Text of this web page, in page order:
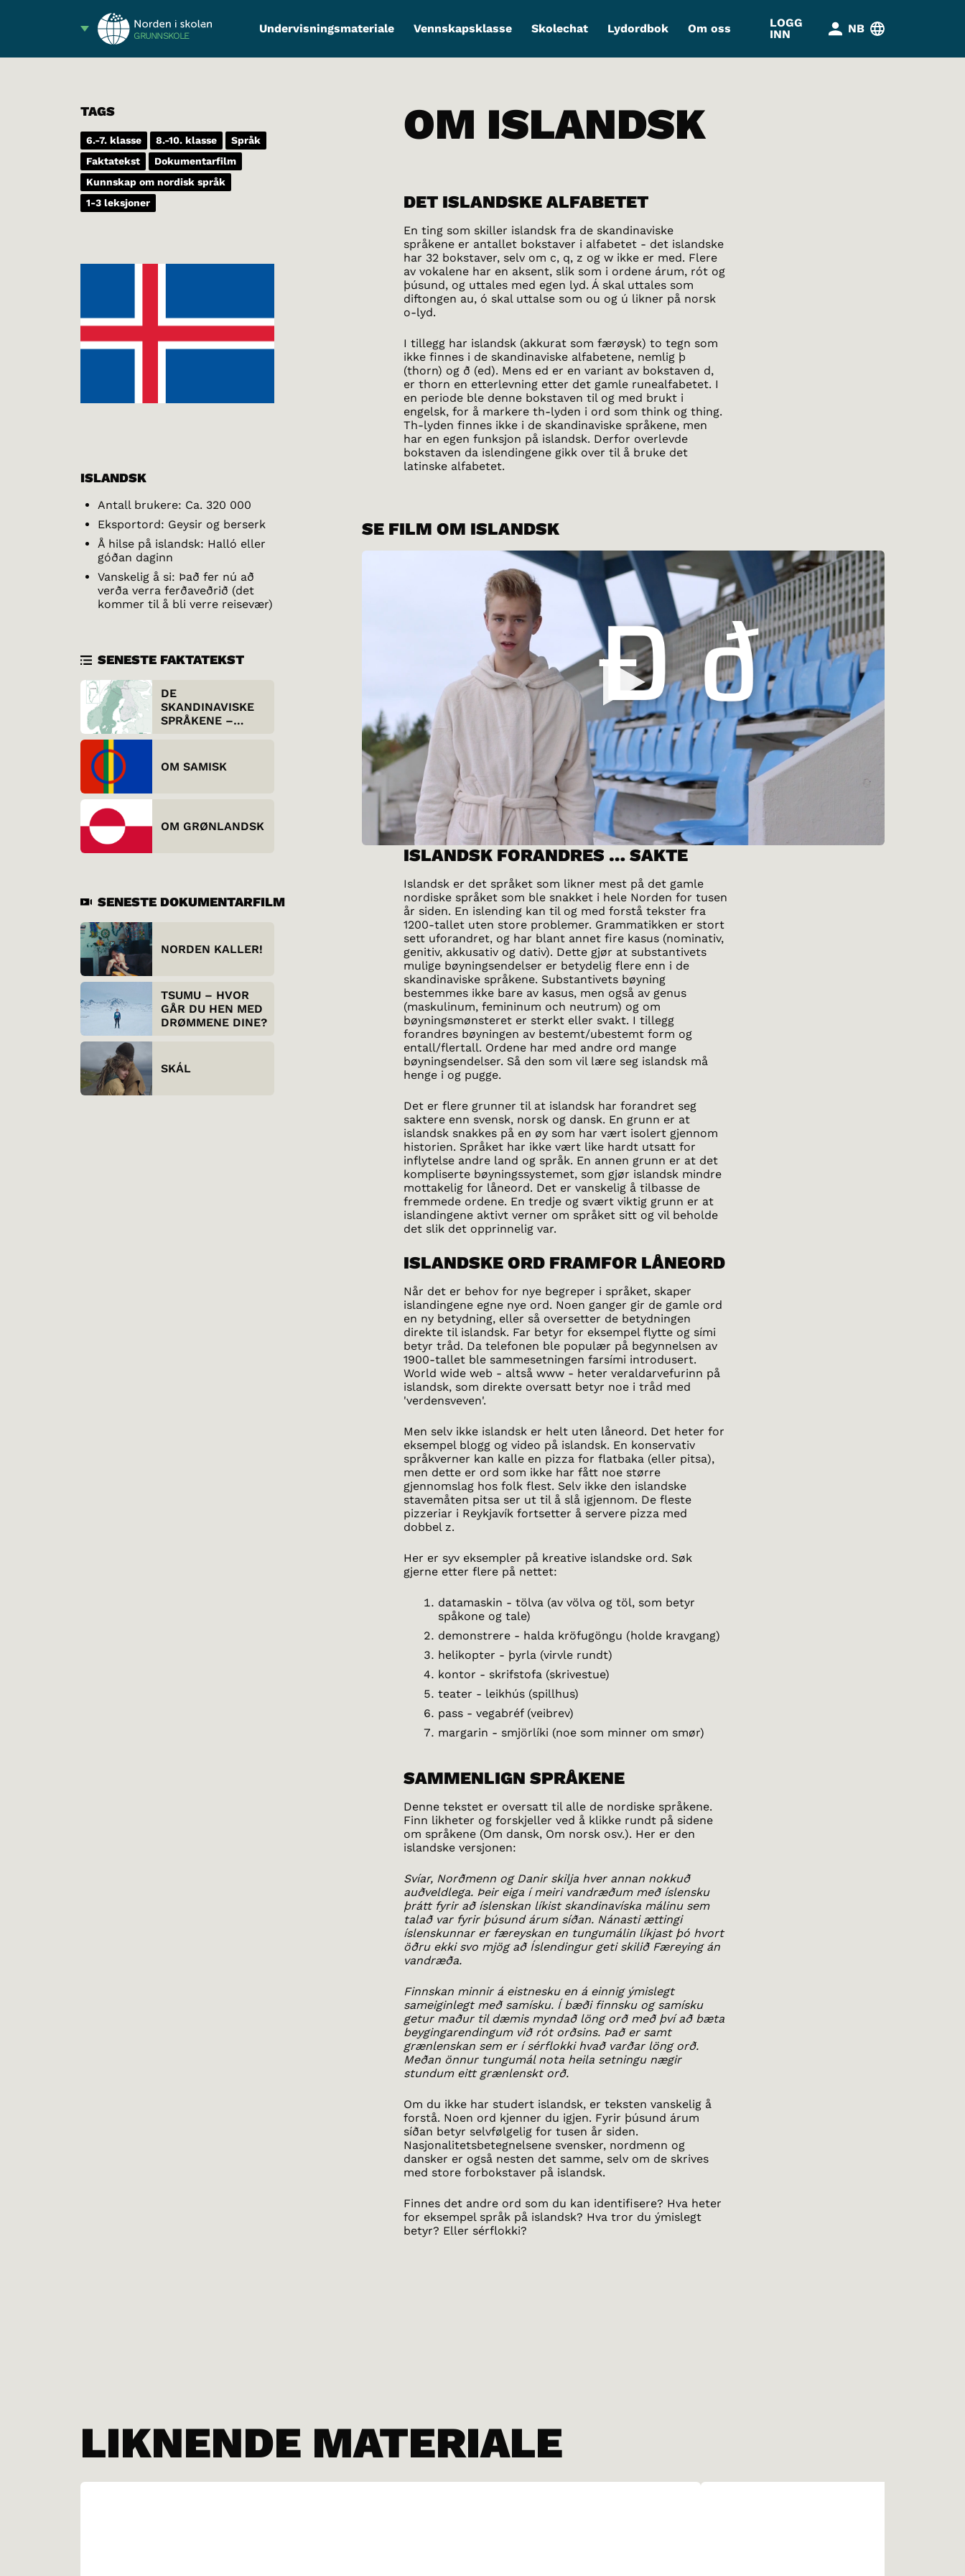
GRUNNSKOLE
Undervisningsmateriale Vennskapsklasse Skolechat Lydordbok Om oss
LOGG
INN
NB
TAGS
6.-7. klasse 8.-10. klasse
Språk
Faktatekst
Dokumentarfilm
Kunnskap om nordisk språk
1-3 leksjoner
ISLANDSK
Antall brukere: Ca. 320 000
Eksportord: Geysir og berserk
Å hilse på islandsk: Halló eller
góðan daginn
Vanskelig å si: Það fer nú að
verða verra ferðaveðrið (det
kommer til å bli verre reisevær)
SENESTE FAKTATEKST
DE
SKANDINAVISKE
SPRÅKENE –
OM SAMISK
OM GRØNLANDSK
SENESTE DOKUMENTARFILM
NORDEN KALLER!
TSUMU – HVOR
GÅR DU HEN MED
DRØMMENE DINE?
SKÁL
OM ISLANDSK
DET ISLANDSKE ALFABETET
En ting som skiller islandsk fra de skandinaviske
språkene er antallet bokstaver i alfabetet - det islandske
har 32 bokstaver, selv om c, q, z og w ikke er med. Flere
av vokalene har en aksent, slik som i ordene árum, rót og
þúsund, og uttales med egen lyd. Á skal uttales som
diftongen au, ó skal uttalse som ou og ú likner på norsk
o-lyd.
I tillegg har islandsk (akkurat som færøysk) to tegn som
ikke finnes i de skandinaviske alfabetene, nemlig þ
(thorn) og ð (ed). Mens ed er en variant av bokstaven d,
er thorn en etterlevning etter det gamle runealfabetet. I
en periode ble denne bokstaven til og med brukt i
engelsk, for å markere th-lyden i ord som think og thing.
Th-lyden finnes ikke i de skandinaviske språkene, men
har en egen funksjon på islandsk. Derfor overlevde
bokstaven da islendingene gikk over til å bruke det
latinske alfabetet.
SE FILM OM ISLANDSK
ISLANDSK FORANDRES … SAKTE
Islandsk er det språket som likner mest på det gamle
nordiske språket som ble snakket i hele Norden for tusen
år siden. En islending kan til og med forstå tekster fra
1200-tallet uten store problemer. Grammatikken er stort
sett uforandret, og har blant annet fire kasus (nominativ,
genitiv, akkusativ og dativ). Dette gjør at substantivets
mulige bøyningsendelser er betydelig flere enn i de
skandinaviske språkene. Substantivets bøyning
bestemmes ikke bare av kasus, men også av genus
(maskulinum, femininum och neutrum) og om
bøyningsmønsteret er sterkt eller svakt. I tillegg
forandres bøyningen av bestemt/ubestemt form og
entall/flertall. Ordene har med andre ord mange
bøyningsendelser. Så den som vil lære seg islandsk må
henge i og pugge.
Det er flere grunner til at islandsk har forandret seg
saktere enn svensk, norsk og dansk. En grunn er at
islandsk snakkes på en øy som har vært isolert gjennom
historien. Språket har ikke vært like hardt utsatt for
inflytelse andre land og språk. En annen grunn er at det
kompliserte bøyningssystemet, som gjør islandsk mindre
mottakelig for låneord. Det er vanskelig å tilbasse de
fremmede ordene. En tredje og svært viktig grunn er at
islandingene aktivt verner om språket sitt og vil beholde
det slik det opprinnelig var.
ISLANDSKE ORD FRAMFOR LÅNEORD
Når det er behov for nye begreper i språket, skaper
islandingene egne nye ord. Noen ganger gir de gamle ord
en ny betydning, eller så oversetter de betydningen
direkte til islandsk. Far betyr for eksempel flytte og sími
betyr tråd. Da telefonen ble populær på begynnelsen av
1900-tallet ble sammesetningen farsími introdusert.
World wide web - altså www - heter veraldarvefurinn på
islandsk, som direkte oversatt betyr noe i tråd med
'verdensveven'.
Men selv ikke islandsk er helt uten låneord. Det heter for
eksempel blogg og video på islandsk. En konservativ
språkverner kan kalle en pizza for flatbaka (eller pitsa),
men dette er ord som ikke har fått noe større
gjennomslag hos folk flest. Selv ikke den islandske
stavemåten pitsa ser ut til å slå igjennom. De fleste
pizzeriar i Reykjavík fortsetter å servere pizza med
dobbel z.
Her er syv eksempler på kreative islandske ord. Søk
gjerne etter flere på nettet:
datamaskin - tölva (av völva og töl, som betyr
spåkone og tale)
demonstrere - halda kröfugöngu (holde kravgang)
helikopter - þyrla (virvle rundt)
kontor - skrifstofa (skrivestue)
teater - leikhús (spillhus)
pass - vegabréf (veibrev)
margarin - smjörlíki (noe som minner om smør)
SAMMENLIGN SPRÅKENE
Denne tekstet er oversatt til alle de nordiske språkene.
Finn likheter og forskjeller ved å klikke rundt på sidene
om språkene (Om dansk, Om norsk osv.). Her er den
islandske versjonen:
Svíar, Norðmenn og Danir skilja hver annan nokkuð
auðveldlega. Þeir eiga í meiri vandræðum með íslensku
þrátt fyrir að íslenskan líkist skandinavíska málinu sem
talað var fyrir þúsund árum síðan. Nánasti ættingi
íslenskunnar er færeyskan en tungumálin líkjast þó hvort
öðru ekki svo mjög að Íslendingur geti skilið Færeying án
vandræða.
Finnskan minnir á eistnesku en á einnig ýmislegt
sameiginlegt með samísku. Í bæði finnsku og samísku
getur maður til dæmis myndað löng orð með því að bæta
beygingarendingum við rót orðsins. Það er samt
grænlenskan sem er í sérflokki hvað varðar löng orð.
Meðan önnur tungumál nota heila setningu nægir
stundum eitt grænlenskt orð.
Om du ikke har studert islandsk, er teksten vanskelig å
forstå. Noen ord kjenner du igjen. Fyrir þúsund árum
síðan betyr selvfølgelig for tusen år siden.
Nasjonalitetsbetegnelsene svensker, nordmenn og
dansker er også nesten det samme, selv om de skrives
med store forbokstaver på islandsk.
Finnes det andre ord som du kan identifisere? Hva heter
for eksempel språk på islandsk? Hva tror du ýmislegt
betyr? Eller sérflokki?
LIKNENDE MATERIALE